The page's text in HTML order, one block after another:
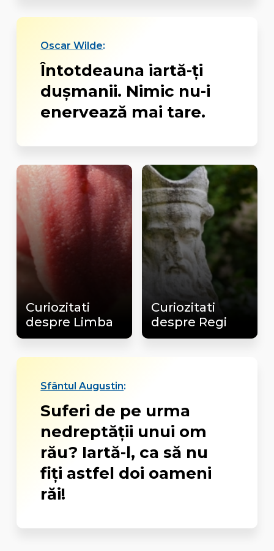
Oscar Wilde:
Întotdeauna iartă-ți
dușmanii. Nimic nu-i
enervează mai tare.
Curiozitati
despre Limba
Curiozitati
despre Regi
Sfântul Augustin:
Suferi de pe urma
nedreptăţii unui om
rău? Iartă-l, ca să nu
fiţi astfel doi oameni
răi!